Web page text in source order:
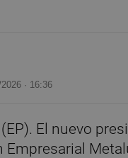
· 16:36
El nuevo
Empresarial